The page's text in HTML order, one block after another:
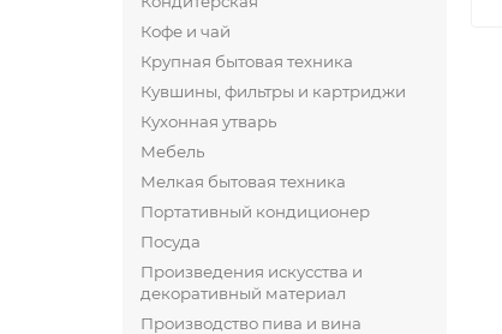
Кофе и чай
Крупная бытовая техника
Кувшины, фильтры и картриджи
Кухонная утварь
Мебель
Мелкая бытовая техника
Портативный кондиционер
Посуда
Произведения искусства и
декоративный материал
Производство пива и вина